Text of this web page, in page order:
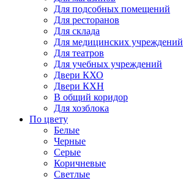
Для подсобных помещений
Для ресторанов
Для склада
Для медицинских учреждений
Для театров
Для учебных учреждений
Двери КХО
Двери КХН
В общий коридор
Для хозблока
По цвету
Белые
Черные
Серые
Коричневые
Светлые